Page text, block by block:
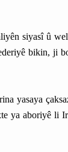
siyasî û
bikin, ji
yasaya
ya aboriyê li